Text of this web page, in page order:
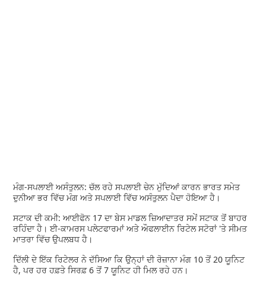
ਮੰਗ-ਸਪਲਾਈ ਅਸੰਤੁਲਨ: ਚੱਲ ਰਹੇ ਸਪਲਾਈ ਚੇਨ ਮੁੱਦਿਆਂ ਕਾਰਨ ਭਾਰਤ ਸਮੇਤ
ਦੁਨੀਆ ਭਰ ਵਿੱਚ ਮੰਗ ਅਤੇ ਸਪਲਾਈ ਵਿੱਚ ਅਸੰਤੁਲਨ ਪੈਦਾ ਹੋਇਆ ਹੈ।
ਸਟਾਕ ਦੀ ਕਮੀ: ਆਈਫੋਨ 17 ਦਾ ਬੇਸ ਮਾਡਲ ਜ਼ਿਆਦਾਤਰ ਸਮੇਂ ਸਟਾਕ ਤੋਂ ਬਾਹਰ
ਰਹਿੰਦਾ ਹੈ। ਈ-ਕਾਮਰਸ ਪਲੇਟਫਾਰਮਾਂ ਅਤੇ ਔਫਲਾਈਨ ਰਿਟੇਲ ਸਟੋਰਾਂ 'ਤੇ ਸੀਮਤ
ਮਾਤਰਾ ਵਿੱਚ ਉਪਲਬਧ ਹੈ।
ਦਿੱਲੀ ਦੇ ਇੱਕ ਰਿਟੇਲਰ ਨੇ ਦੱਸਿਆ ਕਿ ਉਨ੍ਹਾਂ ਦੀ ਰੋਜ਼ਾਨਾ ਮੰਗ 10 ਤੋਂ 20 ਯੂਨਿਟ
ਹੈ, ਪਰ ਹਰ ਹਫ਼ਤੇ ਸਿਰਫ਼ 6 ਤੋਂ 7 ਯੂਨਿਟ ਹੀ ਮਿਲ ਰਹੇ ਹਨ।